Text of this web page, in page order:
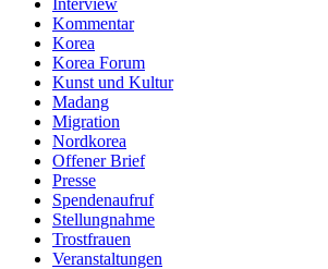
Kommentar
Korea
Korea Forum
Kunst und Kultur
Madang
Migration
Nordkorea
Offener Brief
Presse
Spendenaufruf
Stellungnahme
Trostfrauen
Veranstaltungen